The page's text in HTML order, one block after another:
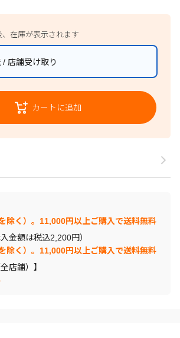
、在庫が表示されます
/ 店舗受け取り
カートに追加
除く）。11,000円以上ご購入で送料無料
金額は税込2,200円）
除く）。11,000円以上ご購入で送料無料
店舗）】